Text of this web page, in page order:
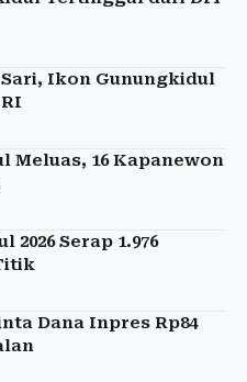
Ikon Gunungkidul
Meluas, 16 Kapanewon
Serap 1.976
Dana Inpres Rp84